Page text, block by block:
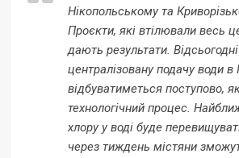
Нікопольському та
Проєкти, які втілювали весь
дають результати.
централізовану подачу води
відбуватиметься поступово,
технологічний процес.
хлору у воді буде
через тиждень містяни